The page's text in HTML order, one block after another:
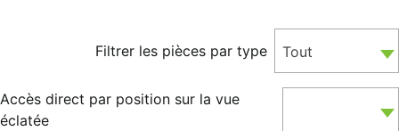
Filtrer les pièces par type Tout
Accès direct par position sur la vue
éclatée